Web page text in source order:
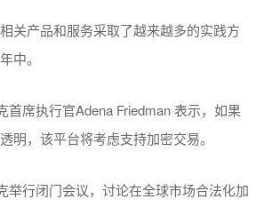
关产品和服务采取了越来越多的实践方
中。
首席执行官Adena Friedman 表示，如果
明，该平台将考虑支持加密交易。
举行闭门会议，讨论在全球市场合法化加